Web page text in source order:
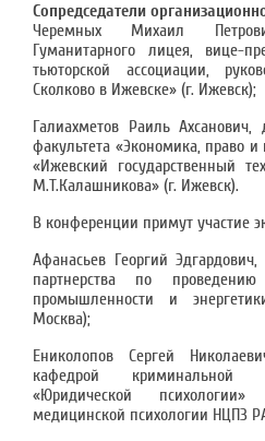
Сопредседатели
Черемных Михаил
Гуманитарного лицея, вице-
тьюторской ассоциации,
Сколково в Ижевске» (г. Ижевск);
Галиахметов Раиль Ахсанович,
факультета «Экономика, право
«Ижевский государственный
М.Т.Калашникова» (г. Ижевск).
В конференции примут участие
Афанасьев Георгий
партнерства по
промышленности и
Москва);
Ениколопов Сергей
кафедрой криминальной
«Юридической
медицинской психологии НЦПЗ